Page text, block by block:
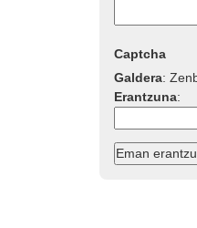
Captcha
Galdera:
Erantzuna: